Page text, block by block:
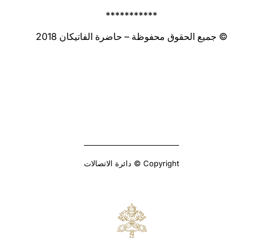
***********
© جميع الحقوق محفوظة – حاضرة الفاتيكان 2018
Copyright © دائرة الاتصالات